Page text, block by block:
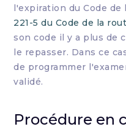
l'expiration du Code de
221-5 du Code de la
son code il y a plus de
le repasser. Dans ce
de programmer
validé.
Procédure en